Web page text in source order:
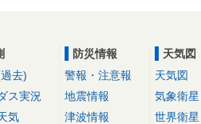
去)
ス実況
気
防災情報
警報・注意報
地震情報
津波情報
天気図
天気図
気象衛星
世界衛星